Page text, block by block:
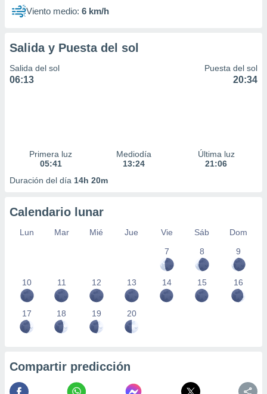
Viento medio: 6 km/h
Salida y Puesta del sol
Salida del sol
06:13
Puesta del sol
20:34
Primera luz
05:41
Mediodía
13:24
Última luz
21:06
Duración del día 14h 20m
Calendario lunar
Lun Mar Mié Jue Vie Sáb
Dom
7
8 9
10 11 12 13 14 15 16
17 18 19 20
Compartir predicción